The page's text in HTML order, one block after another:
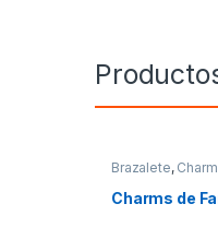
Brazalete,
Charms de